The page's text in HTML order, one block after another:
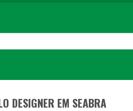
DESIGNER EM SEABRA